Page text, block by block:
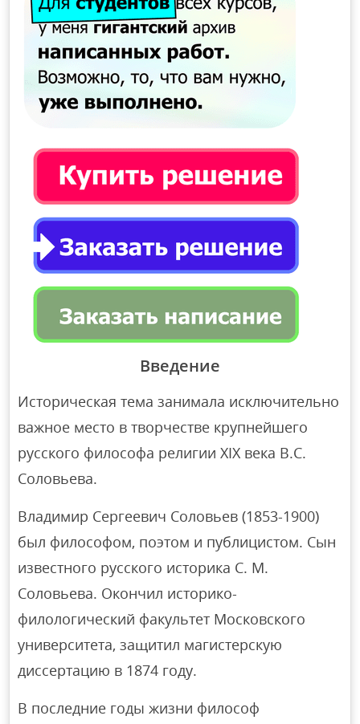
Введение
Историческая тема занимала исключительно
важное место в творчестве крупнейшего
русского философа религии XIX века В.С.
Соловьева.
Владимир Сергеевич Соловьев (1853-1900)
был философом, поэтом и публицистом. Сын
известного русского историка С. М.
Соловьева. Окончил историко-
филологический факультет Московского
университета, защитил магистерскую
диссертацию в 1874 году.
В последние годы жизни философ